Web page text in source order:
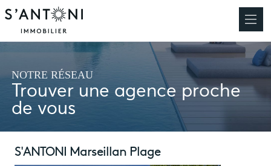
NOTRE RÉSEAU
Trouver une agence proche
de vous
S'ANTONI Marseillan Plage